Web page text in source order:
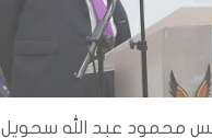
محمود عبد الله سحويل